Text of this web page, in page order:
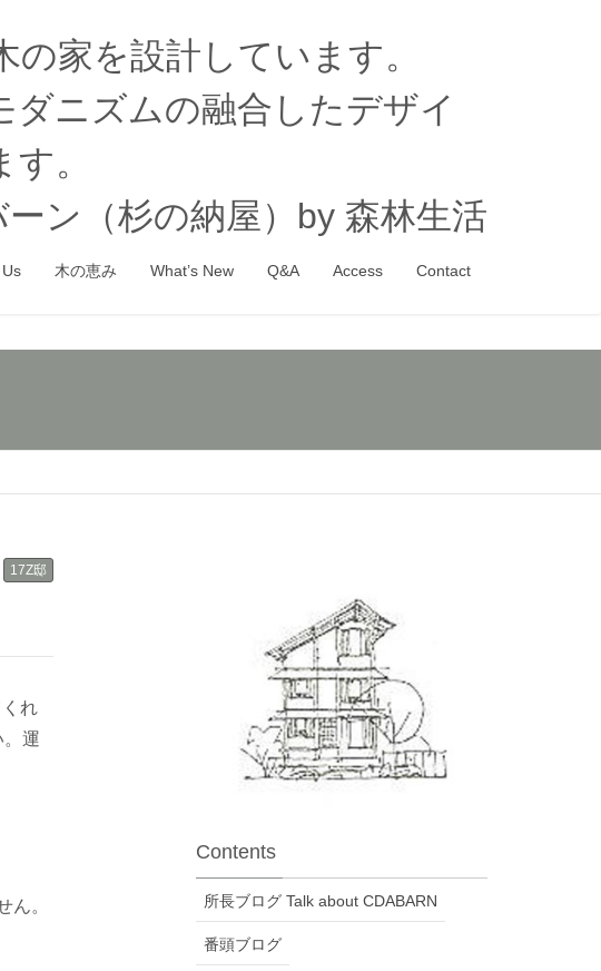
家を設計しています。
ニズムの融合したデザイ
。
ン（杉の納屋）by 森林生活
木の恵み What’s New Q&A Access Contact
17Z邸
れ
。運
ん。
Contents
所長ブログ Talk about CDABARN
番頭ブログ